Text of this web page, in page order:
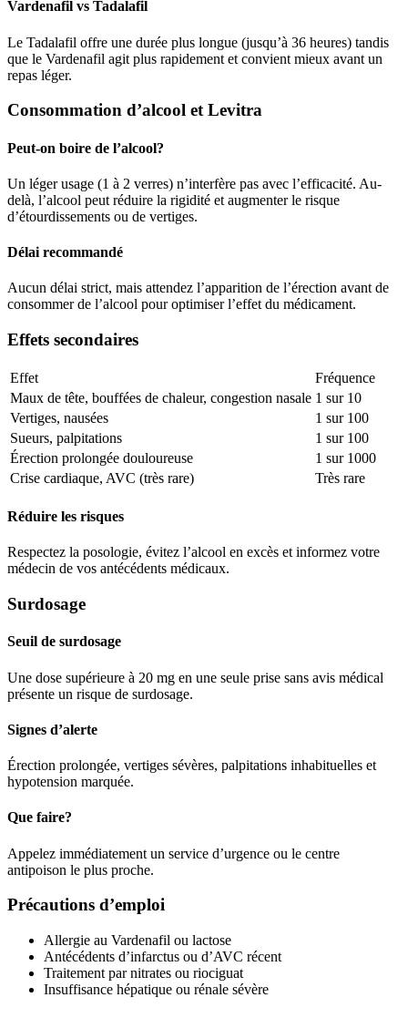
Vardenafil vs Tadalafil
Le Tadalafil offre une durée plus longue (jusqu’à 36 heures) tandis
que le Vardenafil agit plus rapidement et convient mieux avant un
repas léger.
Consommation d’alcool et Levitra
Peut-on boire de l’alcool?
Un léger usage (1 à 2 verres) n’interfère pas avec l’efficacité. Au-
delà, l’alcool peut réduire la rigidité et augmenter le risque
d’étourdissements ou de vertiges.
Délai recommandé
Aucun délai strict, mais attendez l’apparition de l’érection avant de
consommer de l’alcool pour optimiser l’effet du médicament.
Effets secondaires
Effet
Fréquence
Maux de tête, bouffées de chaleur, congestion nasale 1 sur 10
Vertiges, nausées
1 sur 100
Sueurs, palpitations
1 sur 100
Érection prolongée douloureuse
1 sur 1000
Crise cardiaque, AVC (très rare)
Très rare
Réduire les risques
Respectez la posologie, évitez l’alcool en excès et informez votre
médecin de vos antécédents médicaux.
Surdosage
Seuil de surdosage
Une dose supérieure à 20 mg en une seule prise sans avis médical
présente un risque de surdosage.
Signes d’alerte
Érection prolongée, vertiges sévères, palpitations inhabituelles et
hypotension marquée.
Que faire?
Appelez immédiatement un service d’urgence ou le centre
antipoison le plus proche.
Précautions d’emploi
Allergie au Vardenafil ou lactose
Antécédents d’infarctus ou d’AVC récent
Traitement par nitrates ou riociguat
Insuffisance hépatique ou rénale sévère